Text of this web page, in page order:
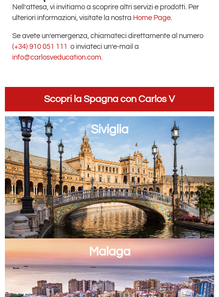
Nell’attesa, vi invitiamo a scoprire altri servizi e prodotti. Per
ulteriori informazioni, visitate la nostra Home Page.
Se avete un’emergenza, chiamateci direttamente al numero
(+34) 910 051 111 o inviateci un’e-mail a
info@carlosveducation.com
Scopri la Spagna con Carlos V
Siviglia
Malaga